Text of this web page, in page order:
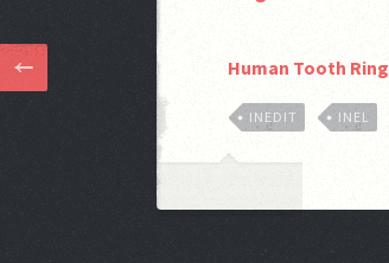
Human Tooth Ring
INEDIT INEL